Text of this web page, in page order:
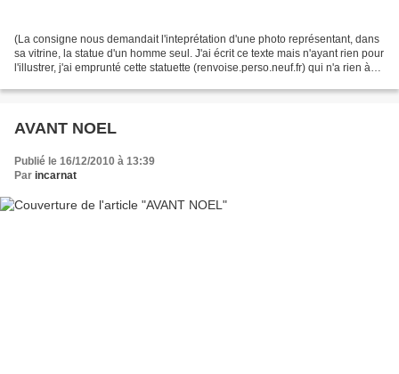
(La consigne nous demandait l'inteprétation d'une photo représentant, dans
sa vitrine, la statue d'un homme seul. J'ai écrit ce texte mais n'ayant rien pour
l'illustrer, j'ai emprunté cette statuette (renvoise.perso.neuf.fr) qui n'a rien à
AVANT NOEL
Publié le 16/12/2010 à 13:39
Par incarnat